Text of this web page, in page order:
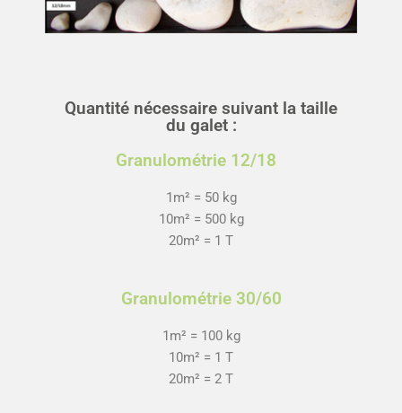
Quantité nécessaire suivant la taille
du galet :
Granulométrie 12/18
1m² = 50 kg
10m² = 500 kg
20m² = 1 T
Granulométrie 30/60
1m² = 100 kg
10m² = 1 T
20m² = 2 T